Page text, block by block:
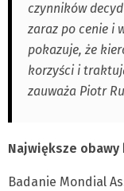
czynników
zaraz po cenie i
pokazuje, że
korzyści i
zauważa Piotr
Największe
Badanie Mondial